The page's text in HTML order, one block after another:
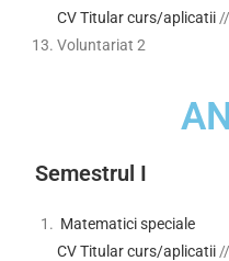
CV Titular curs/aplicatii //
Voluntariat 2
Semestrul I
Matematici speciale
CV Titular curs/aplicatii //